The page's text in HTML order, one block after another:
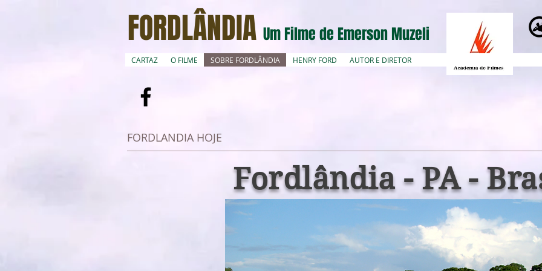
FORDLÂNDIA Um Filme de Emerson Muzeli
FORDLANDIA HOJE
Fordlândia - PA -
CARTAZ O FILME SOBRE FORDLÂNDIA HENRY FORD AUTOR E DIRETOR